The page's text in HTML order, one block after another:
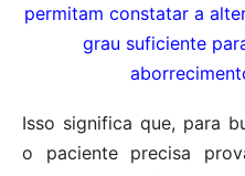
permitam constatar a
grau suficiente
Isso significa que, para
o paciente precisa